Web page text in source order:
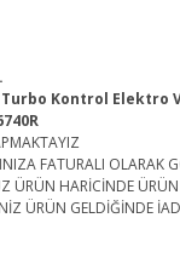
.
Kontrol Elektro
FATURALI OLARAK
ÜRÜN HARİCİNDE
ÜRÜN GELDİĞİNDE